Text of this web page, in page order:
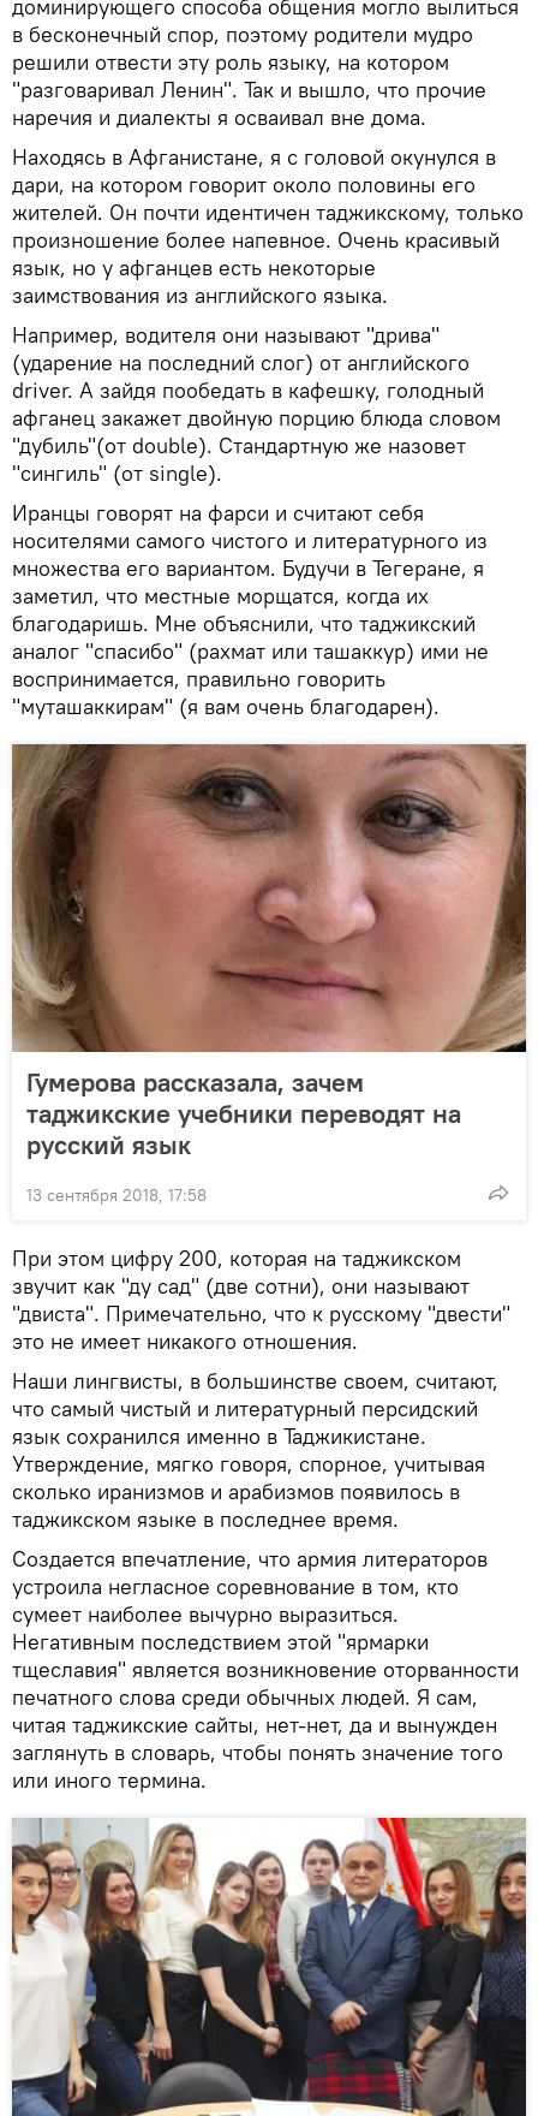
доминирующего способа общения могло вылиться
в бесконечный спор, поэтому родители мудро
решили отвести эту роль языку, на котором
"разговаривал Ленин". Так и вышло, что прочие
наречия и диалекты я осваивал вне дома.
Находясь в Афганистане, я с головой окунулся в
дари, на котором говорит около половины его
жителей. Он почти идентичен таджикскому, только
произношение более напевное. Очень красивый
язык, но у афганцев есть некоторые
заимствования из английского языка.
Например, водителя они называют "дрива"
(ударение на последний слог) от английского
driver. А зайдя пообедать в кафешку, голодный
афганец закажет двойную порцию блюда словом
"дубиль"(от double). Стандартную же назовет
"сингиль" (от single).
Иранцы говорят на фарси и считают себя
носителями самого чистого и литературного из
множества его вариантом. Будучи в Тегеране, я
заметил, что местные морщатся, когда их
благодаришь. Мне объяснили, что таджикский
аналог "спасибо" (рахмат или ташаккур) ими не
воспринимается, правильно говорить
"муташаккирам" (я вам очень благодарен).
Гумерова рассказала, зачем
таджикские учебники переводят на
русский язык
13 сентября 2018, 17:58
При этом цифру 200, которая на таджикском
звучит как "ду сад" (две сотни), они называют
"двиста". Примечательно, что к русскому "двести"
это не имеет никакого отношения.
Наши лингвисты, в большинстве своем, считают,
что самый чистый и литературный персидский
язык сохранился именно в Таджикистане.
Утверждение, мягко говоря, спорное, учитывая
сколько иранизмов и арабизмов появилось в
таджикском языке в последнее время.
Создается впечатление, что армия литераторов
устроила негласное соревнование в том, кто
сумеет наиболее вычурно выразиться.
Негативным последствием этой "ярмарки
тщеславия" является возникновение оторванности
печатного слова среди обычных людей. Я сам,
читая таджикские сайты, нет-нет, да и вынужден
заглянуть в словарь, чтобы понять значение того
или иного термина.